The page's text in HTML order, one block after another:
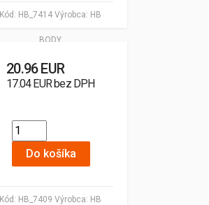
Kód: HB_7414 Výrobca: HB
BODY
Kód: HB_7409 Výrobca: HB
20.96 EUR
17.04 EUR bez DPH
Do košíka